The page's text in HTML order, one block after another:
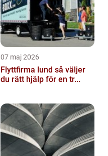
07 maj 2026
Flyttfirma lund så väljer
du rätt hjälp för en tr...